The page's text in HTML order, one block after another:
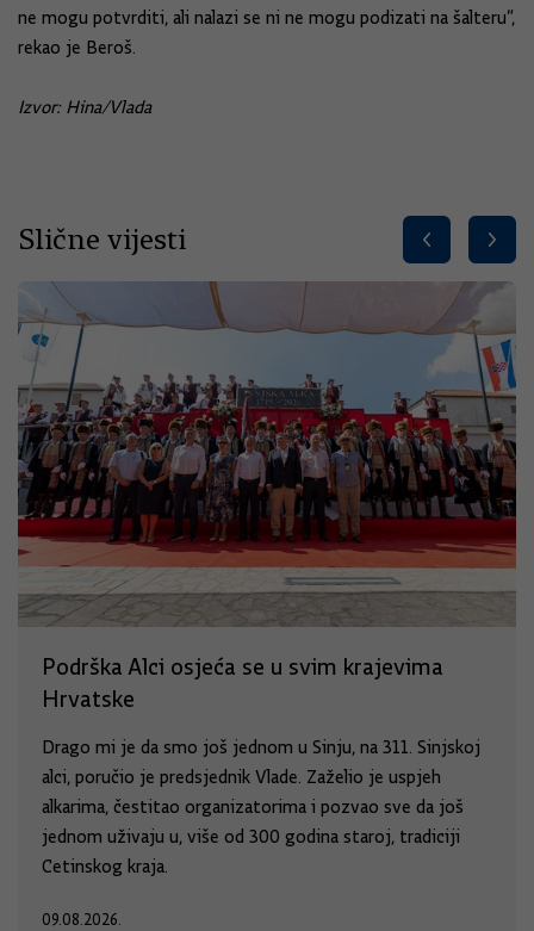
ne mogu potvrditi, ali nalazi se ni ne mogu podizati na šalteru”,
rekao je Beroš.
Izvor: Hina/Vlada
Slične vijesti
Podrška Alci osjeća se u svim krajevima
Hrvatske
Drago mi je da smo još jednom u Sinju, na 311. Sinjskoj
alci, poručio je predsjednik Vlade. Zaželio je uspjeh
alkarima, čestitao organizatorima i pozvao sve da još
jednom uživaju u, više od 300 godina staroj, tradiciji
Cetinskog kraja.
09.08.2026.